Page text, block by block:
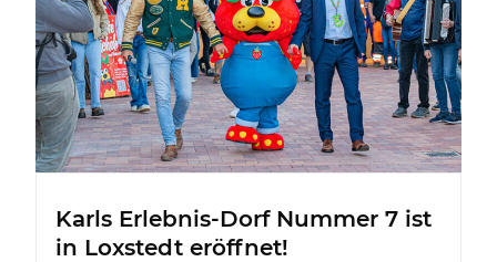
FREIZEIT
Veranstaltungen
Essen & Trinken
Sport
URLAUB
Karls Erlebnis-Dorf Nummer 7 ist
in Loxstedt eröffnet!